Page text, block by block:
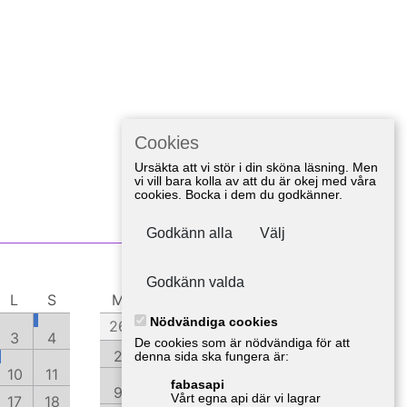
L
S
3
4
10
11
17 18
November 2026
M
26
27 28 29 30
2
3 4 5 6
9
11 12 13 14
Cookies
Ursäkta att vi stör i din sköna läsning. Men
vi vill bara kolla av att du är okej med våra
cookies. Bocka i dem du godkänner.
Godkänn alla Välj
Godkänn valda
Nödvändiga cookies
De cookies som är nödvändiga för att
denna sida ska fungera är:
fabasapi
Vårt egna api där vi lagrar